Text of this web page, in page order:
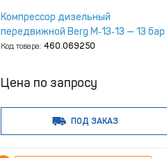
Компрессор дизельный
передвижной Berg М‑13‑13 — 13 бар
Код товара: 460.069250
Цена по запросу
ПОД ЗАКАЗ